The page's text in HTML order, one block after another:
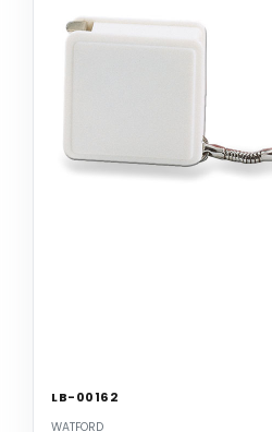
LB-00162
WATFORD